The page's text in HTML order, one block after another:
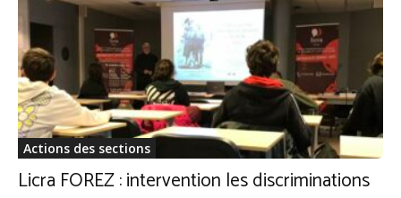
Actions des sections
Licra FOREZ : intervention les discriminations